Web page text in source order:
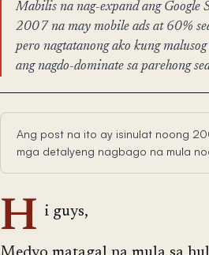
Mabilis na nag-expand ang Google
2007 na may mobile ads at 60%
pero nagtatanong ako kung
ang nagdo-dominate sa parehong
Ang post na ito ay isinulat noong
mga detalyeng nagbago na mula
H i guys,